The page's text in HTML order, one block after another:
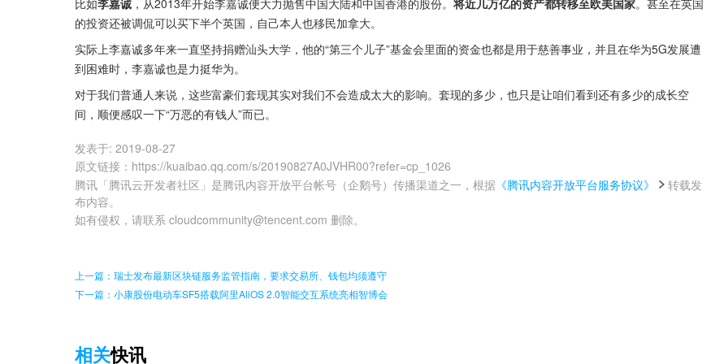
的投资还被调侃可以买下半个英国，自己本人也移民加拿大。
实际上李嘉诚多年来一直坚持捐赠汕头大学，他的“第三个儿子”基金会里面的资金也都是用于慈善事业，并且在华为5G发展遭
到困难时，李嘉诚也是力挺华为。
对于我们普通人来说，这些富豪们套现其实对我们不会造成太大的影响。套现的多少，也只是让咱们看到还有多少的成长空
间，顺便感叹一下“万恶的有钱人”而已。
发表于: 2019-08-27
原文链接 ： https://kuaibao.qq.com/s/20190827A0JVHR00?refer=cp_1026
腾讯「腾讯云开发者社区」是腾讯内容开放平台帐号（企鹅号）传播渠道之一，根据 《腾讯内容开放平台服务协议》
转载发
布内容。
如有侵权，请联系 cloudcommunity@tencent.com 删除。
上一篇：瑞士发布最新区块链服务监管指南，要求交易所、钱包均须遵守
下一篇：小康股份电动车SF5搭载阿里AliOS 2.0智能交互系统亮相智博会
相关快讯